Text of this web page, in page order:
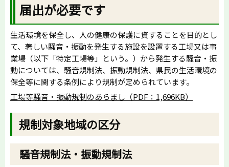
届出が必要です
生活環境を保全し、人の健康の保護に資することを目的とし
て、著しい騒音・振動を発生する施設を設置する工場又は事
業場（以下「特定工場等」という。）から発生する騒音・振
動については、騒音規制法、振動規制法、県民の生活環境の
保全等に関する条例により規制が定められています。
工場等騒音・振動規制のあらまし（PDF：1,696KB）
規制対象地域の区分
騒音規制法・振動規制法